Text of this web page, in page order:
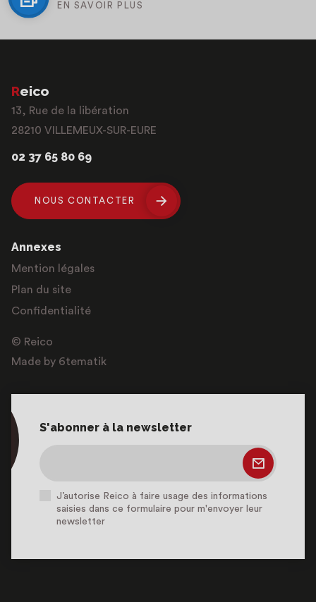
EN SAVOIR PLUS
Reico
13, Rue de la libération
28210 VILLEMEUX-SUR-EURE
02 37 65 80 69
NOUS CONTACTER
Annexes
Mention légales
Plan du site
Confidentialité
© Reico
Made by 6tematik
S'abonner à la newsletter
J’autorise Reico à faire usage des informations
saisies dans ce formulaire pour m'envoyer leur
newsletter